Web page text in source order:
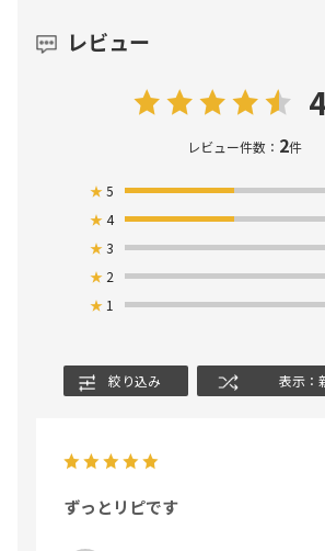
レビュー
レビュー件数： 2件
★5
★4
★3
★ 2
★ 1
絞り込み 表示：
ずっとリピです